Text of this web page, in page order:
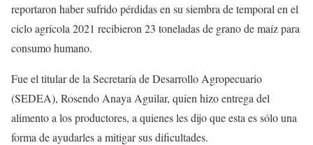
reportaron haber sufrido pérdidas en su siembra de temporal en el
ciclo agrícola 2021 recibieron 23 toneladas de grano de maíz para
consumo humano.
Fue el titular de la Secretaría de Desarrollo Agropecuario
(SEDEA), Rosendo Anaya Aguilar, quien hizo entrega del
alimento a los productores, a quienes les dijo que esta es sólo una
forma de ayudarles a mitigar sus dificultades.